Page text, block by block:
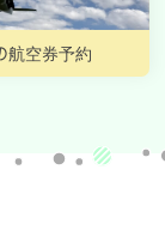
航空券予約